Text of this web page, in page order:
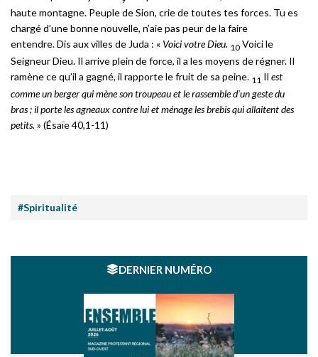
haute montagne. Peuple de Sion, crie de toutes tes forces. Tu es
chargé d’une bonne nouvelle, n’aie pas peur de la faire
entendre. Dis aux villes de Juda : « Voici votre Dieu. 10 Voici le
Seigneur Dieu. Il arrive plein de force, il a les moyens de régner. Il
ramène ce qu’il a gagné, il rapporte le fruit de sa peine. 11 Il est
comme un berger qui mène son troupeau et le rassemble d’un geste du
bras ; il porte les agneaux contre lui et ménage les brebis qui allaitent des
petits. » (Ésaïe 40,1-11)
#Spiritualité
DERNIER NUMÉRO